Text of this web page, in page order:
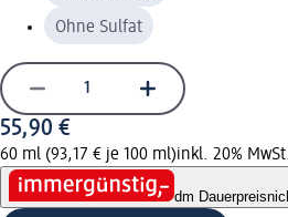
Ohne Sulfat
55,90 €
60 ml (93,17 € je 100 ml)inkl. 20%
dm Dauerpreis